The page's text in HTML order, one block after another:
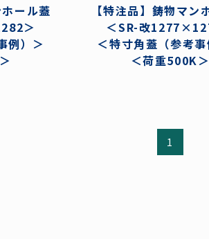
ール蓋
＞
例）＞
【特注品】鋳物マン
＜SR-改
＜特寸角蓋（参考事
＜荷重500K＞
1